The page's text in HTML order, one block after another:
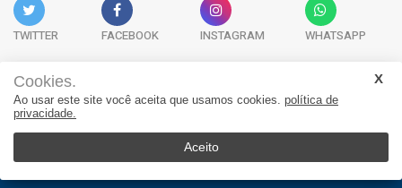
TWITTER FACEBOOK INSTAGRAM WHATSAPP
Acervo Digital Fale Conosco Quem Somos
Cookies.
Ao usar este site você aceita que usamos cookies. política de
privacidade.
Aceito